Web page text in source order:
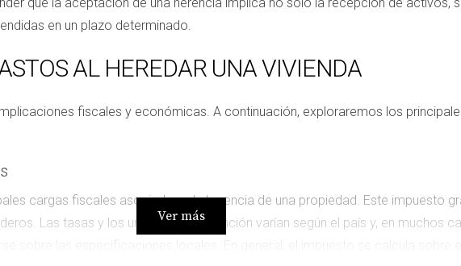
en un plazo determinado.
AL HEREDAR UNA VIVIENDA
fiscales y económicas. A continuación, exploraremos los
cargas fiscales asociadas a la herencia de una propiedad. Este impuesto
Las tasas y los umbrales de exención varían según el país y, en muchos
sobre las especificaciones locales. En general, el impuesto se calcula sobre
Ver más